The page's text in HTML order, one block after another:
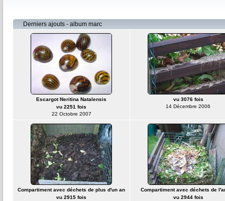
Derniers ajouts - album marc
Escargot Neritina Natalensis
vu 2251 fois
22 Octobre 2007
vu 3076 fois
14 Décembre 2006
Compartiment avec déchets de plus d'un an
vu 2915 fois
Compartiment avec déchets de
vu 2944 fois